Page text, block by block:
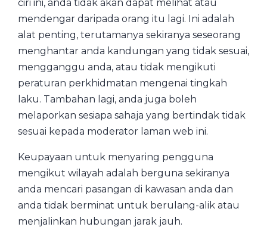
ciri ini, anda tidak akan dapat melihat atau
mendengar daripada orang itu lagi. Ini adalah
alat penting, terutamanya sekiranya seseorang
menghantar anda kandungan yang tidak sesuai,
mengganggu anda, atau tidak mengikuti
peraturan perkhidmatan mengenai tingkah
laku. Tambahan lagi, anda juga boleh
melaporkan sesiapa sahaja yang bertindak tidak
sesuai kepada moderator laman web ini.
Keupayaan untuk menyaring pengguna
mengikut wilayah adalah berguna sekiranya
anda mencari pasangan di kawasan anda dan
anda tidak berminat untuk berulang-alik atau
menjalinkan hubungan jarak jauh.